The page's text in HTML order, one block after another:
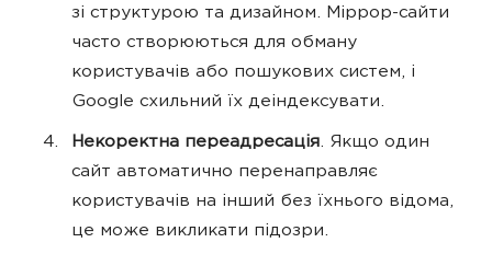
зі структурою та дизайном. Міррор-сайти
часто створюються для обману
користувачів або пошукових систем, і
Google схильний їх деіндексувати.
Некоректна переадресація. Якщо один
сайт автоматично перенаправляє
користувачів на інший без їхнього відома,
це може викликати підозри.